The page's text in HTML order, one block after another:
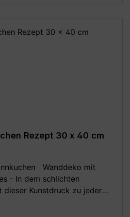
dargestellten Artikelbild
Rezept 30 x 40 cm
Wanddeko mit
- In dem schlichten
dieser Kunstdruck zu jeder